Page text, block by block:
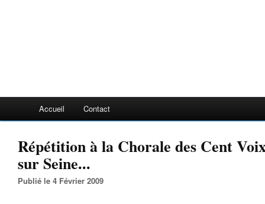
Accueil Contact
Répétition à la Chorale des Cent
sur Seine...
Publié le 4 Février 2009